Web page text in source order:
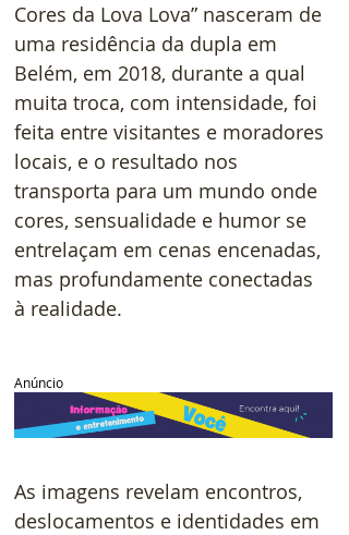
Cores da Lova Lova” nasceram de
uma residência da dupla em
Belém, em 2018, durante a qual
muita troca, com intensidade, foi
feita entre visitantes e moradores
locais, e o resultado nos
transporta para um mundo onde
cores, sensualidade e humor se
entrelaçam em cenas encenadas,
mas profundamente conectadas
à realidade.
Anúncio
As imagens revelam encontros,
deslocamentos e identidades em